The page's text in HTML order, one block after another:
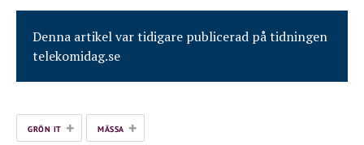
Denna artikel var tidigare publicerad på tidningen
telekomidag.se
GRÖN IT + MÄSSA +